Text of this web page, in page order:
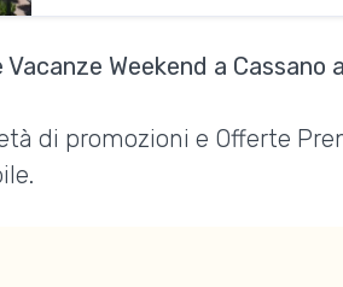
Weekend a Cassano
di promozioni e Offerte